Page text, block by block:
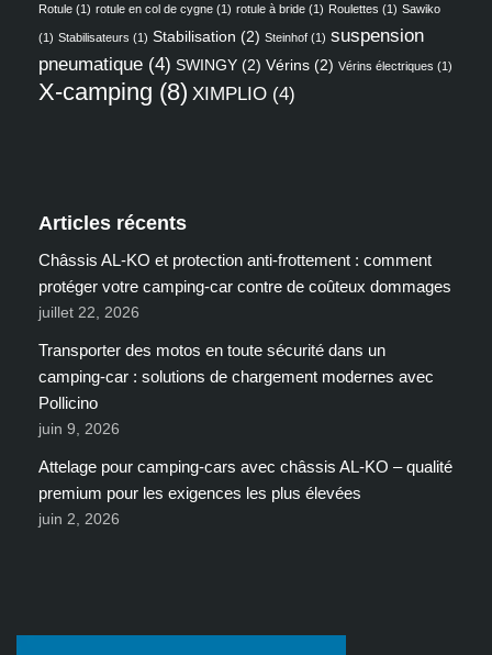
Rotule (1) rotule en col de cygne (1) rotule à bride (1) Roulettes (1) Sawiko
(1) Stabilisateurs (1) Stabilisation (2) Steinhof (1) suspension
pneumatique (4) SWINGY (2) Vérins (2) Vérins électriques (1)
X-camping (8) XIMPLIO (4)
Articles récents
Châssis AL-KO et protection anti-frottement : comment
protéger votre camping-car contre de coûteux dommages
juillet 22, 2026
Transporter des motos en toute sécurité dans un
camping-car : solutions de chargement modernes avec
Pollicino
juin 9, 2026
Attelage pour camping-cars avec châssis AL-KO – qualité
premium pour les exigences les plus élevées
juin 2, 2026